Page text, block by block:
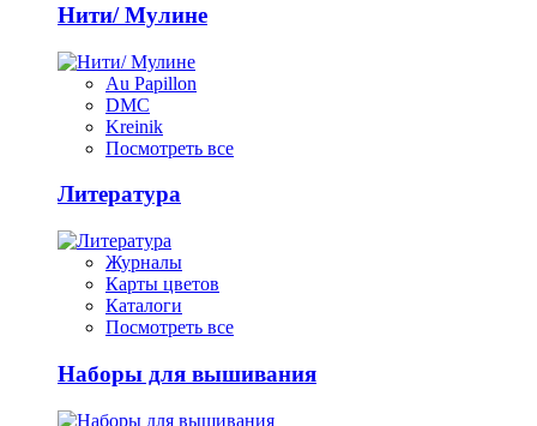
Нити/ Мулине
Au Papillon
DMC
Kreinik
Посмотреть все
Литература
Журналы
Карты цветов
Каталоги
Посмотреть все
Наборы для вышивания